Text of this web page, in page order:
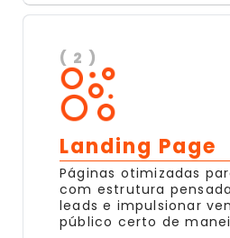
( 2 )
Landing Page
Páginas otimizadas
com estrutura
leads e impulsionar
público certo de